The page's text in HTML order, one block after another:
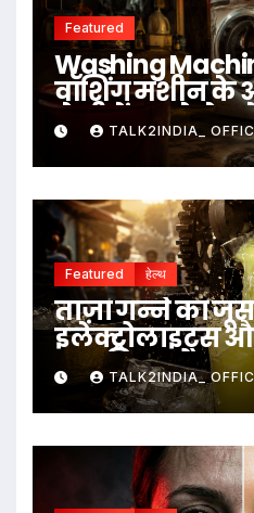
Featured
Washing
वॉशिंग मशीन के
ये चीजें रखने से
हैं वास्तु नियम
TALK2INDIA_
Featured हेल्थ
ताज़ा गन्ने का
इलेक्ट्रोलाइट्स
प्राकृतिक स्रोत
TALK2INDIA_